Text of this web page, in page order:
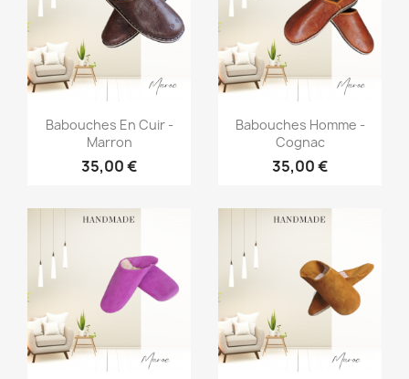
Aperçu rapide
Babouches En Cuir -
Marron
35,00 €
Aperçu rapide
Babouches Homme -
Cognac
35,00 €